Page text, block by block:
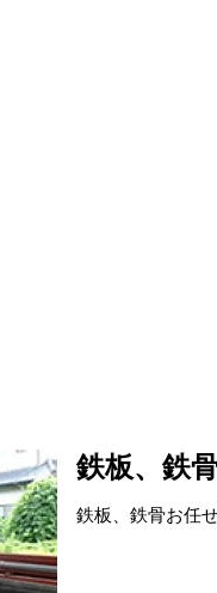
鉄板、鉄
鉄板、鉄骨お任